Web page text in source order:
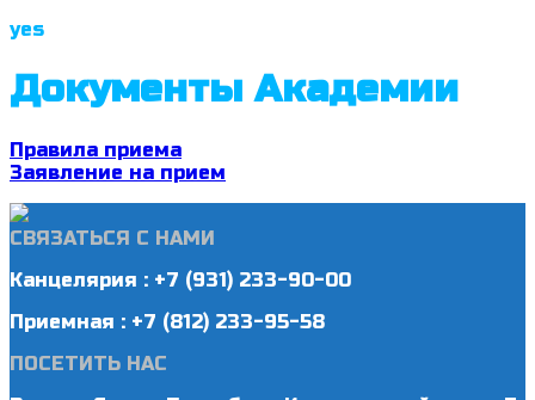
yes
Документы Академии
Правила приема
Заявление на прием
СВЯЗАТЬСЯ С НАМИ
Канцелярия : +7 (931) 233-90-00
Приемная : +7 (812) 233-95-58
ПОСЕТИТЬ НАС